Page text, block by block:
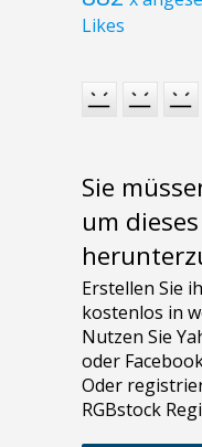
Likes
Sie
um